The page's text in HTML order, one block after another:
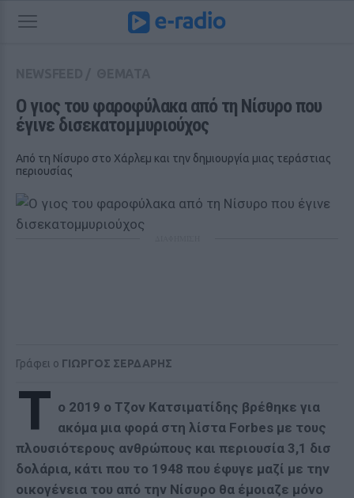
Ο γιος του φαροφύλακα από τη Νίσυρο που
έγινε δισεκατομμυριούχος
Από τη Νίσυρο στο Χάρλεμ και την δημιουργία μιας τεράστιας
περιουσίας
Γράφει ο ΓΙΩΡΓΟΣ ΣΕΡΔΑΡΗΣ
T o 2019 o Τζον Κατσιματίδης βρέθηκε για
ακόμα μια φορά στη λίστα Forbes με τους
πλουσιότερους ανθρώπους και περιουσία 3,1 δισ
δολάρια, κάτι που το 1948 που έφυγε μαζί με την
οικογένεια του από την Νίσυρο θα έμοιαζε μόνο